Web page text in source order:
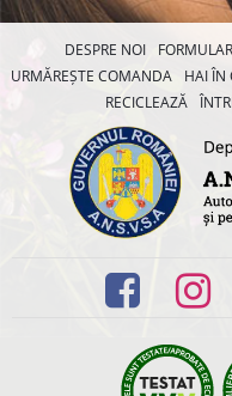
DESPRE NOI
URMĂREȘTE COMANDA
HAI ÎN
RECICLEAZĂ